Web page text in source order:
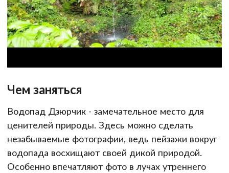
Чем заняться
Водопад Дзюрчик - замечательное место для
ценителей природы. Здесь можно сделать
незабываемые фотографии, ведь пейзажи вокруг
водопада восхищают своей дикой природой.
Особенно впечатляют фото в лучах утреннего